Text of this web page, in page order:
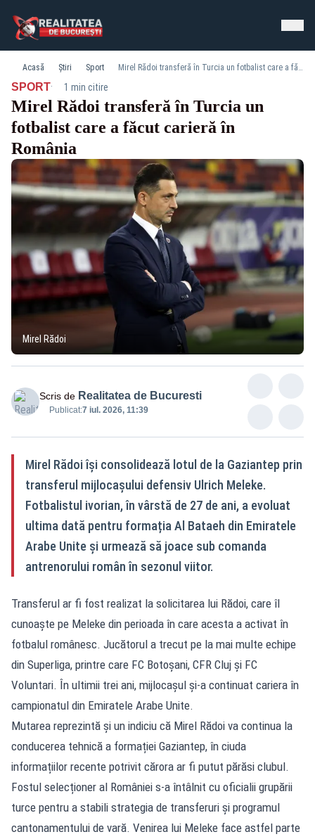
Acasă Știri Sport Mirel Rădoi transferă în Turcia un fotbalist care a făcut carieră în România
SPORT· 1 min citire
Mirel Rădoi transferă în Turcia un
fotbalist care a făcut carieră în
România
Mirel Rădoi
Scris de Realitatea de Bucuresti
Publicat:7 iul. 2026, 11:39
Mirel Rădoi își consolidează lotul de la Gaziantep prin
transferul mijlocașului defensiv Ulrich Meleke.
Fotbalistul ivorian, în vârstă de 27 de ani, a evoluat
ultima dată pentru formația Al Bataeh din Emiratele
Arabe Unite și urmează să joace sub comanda
antrenorului român în sezonul viitor.
Transferul ar fi fost realizat la solicitarea lui Rădoi, care îl
cunoaște pe Meleke din perioada în care acesta a activat în
fotbalul românesc. Jucătorul a trecut pe la mai multe echipe
din Superliga, printre care FC Botoșani, CFR Cluj și FC
Voluntari. În ultimii trei ani, mijlocașul și-a continuat cariera în
campionatul din Emiratele Arabe Unite.
Mutarea reprezintă și un indiciu că Mirel Rădoi va continua la
conducerea tehnică a formației Gaziantep, în ciuda
informațiilor recente potrivit cărora ar fi putut părăsi clubul.
Fostul selecționer al României s-a întâlnit cu oficialii grupării
turce pentru a stabili strategia de transferuri și programul
cantonamentului de vară. Venirea lui Meleke face astfel parte